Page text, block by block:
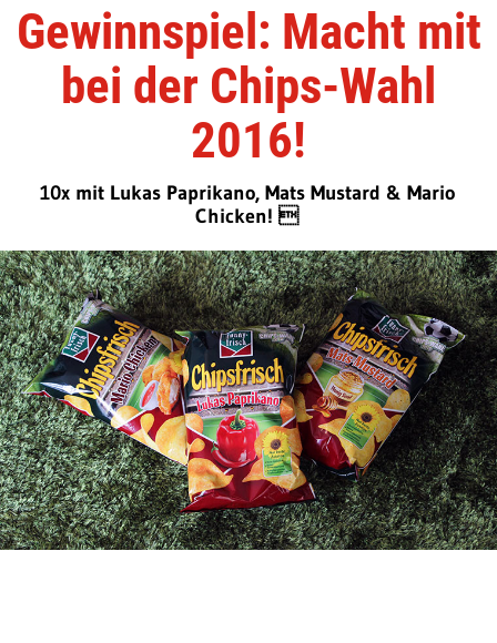
Gewinnspiel: Macht mit
bei der Chips-Wahl
2016!
10x mit Lukas Paprikano, Mats Mustard & Mario
Chicken! 